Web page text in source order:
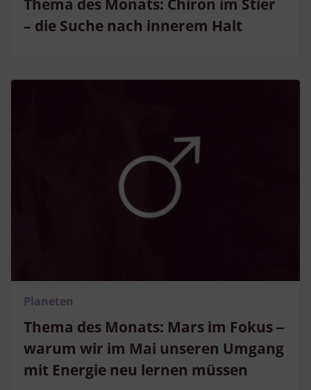
– die Suche nach innerem Halt
Thema des Monats: Mars im Fokus ‒
warum wir im Mai unseren Umgang
mit Energie neu lernen müssen
Planeten